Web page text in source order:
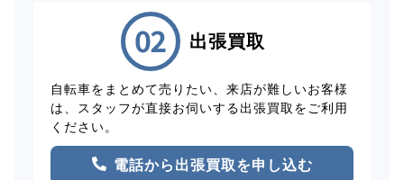
出張買取
自転車をまとめて売りたい、来店が難しいお客様
は、スタッフが直接お伺いする出張買取をご利用
ください。
電話から出張買取を申し込む